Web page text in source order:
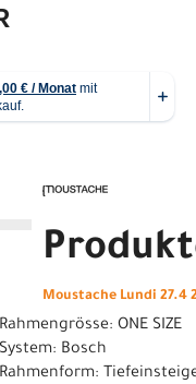
Moustache Lundi
Rahmengrösse: ONE SIZE
System: Bosch
Rahmenform: